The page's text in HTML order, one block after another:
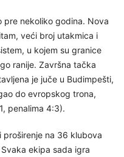
pre nekoliko godina. Nova
veći broj utakmica i
u kojem su granice
ranije. Završna tačka
je juče u Budimpešti,
do evropskog trona,
penalima 4:3).
na 36 klubova
ekipa sada igra